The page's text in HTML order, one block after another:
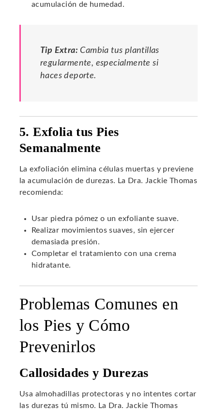
acumulación de humedad.
Tip Extra: Cambia tus plantillas
regularmente, especialmente si
haces deporte.
5. Exfolia tus Pies
Semanalmente
La exfoliación elimina células muertas y previene
la acumulación de durezas. La Dra. Jackie Thomas
recomienda:
Usar piedra pómez o un exfoliante suave.
Realizar movimientos suaves, sin ejercer
demasiada presión.
Completar el tratamiento con una crema
hidratante.
Problemas Comunes en
los Pies y Cómo
Prevenirlos
Callosidades y Durezas
Usa almohadillas protectoras y no intentes cortar
las durezas tú mismo. La Dra. Jackie Thomas